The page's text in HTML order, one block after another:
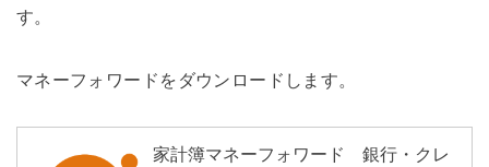
す。
マネーフォワードをダウンロードします。
家計簿マネーフォワード 銀行・クレ